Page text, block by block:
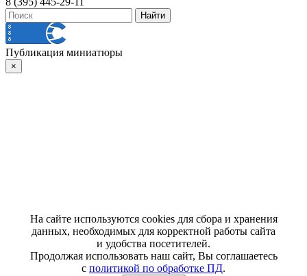
Публикация миниатюры
×
На сайте используются cookies для сбора и хранения
данных, необходимых для корректной работы сайта
и удобства посетителей.
Продолжая использовать наш сайт, Вы соглашаетесь
с политикой по обработке ПД.